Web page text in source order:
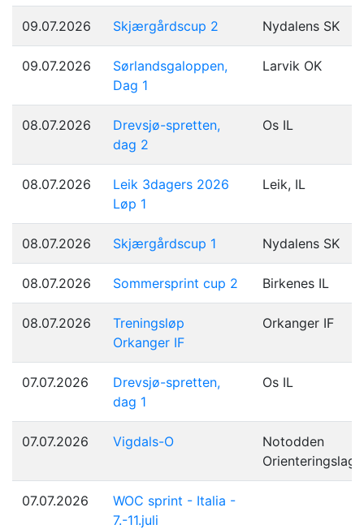
09.07.2026 Skjærgårdscup 2 Nydalens SK
09.07.2026
Sørlandsgaloppen,
Dag 1
Larvik OK
08.07.2026
Drevsjø-spretten,
dag 2
Os IL
08.07.2026
Leik 3dagers 2026
Løp 1
Leik, IL
08.07.2026 Skjærgårdscup 1 Nydalens SK
08.07.2026 Sommersprint cup 2 Birkenes IL
08.07.2026
Treningsløp
Orkanger IF
Orkanger IF
07.07.2026
Drevsjø-spretten,
dag 1
Os IL
07.07.2026 Vigdals-O
Notodden
Orienteringslag
07.07.2026
WOC sprint - Italia -
7.-11.juli